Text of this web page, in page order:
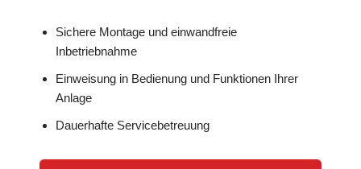
Sichere Montage und einwandfreie
Inbetriebnahme
Einweisung in Bedienung und Funktionen Ihrer
Anlage
Dauerhafte Servicebetreuung